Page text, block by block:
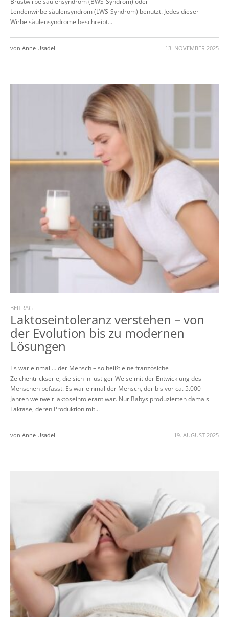
Lendenwirbelsäulensyndrom (LWS-Syndrom) benutzt. Jedes dieser
Wirbelsäulensyndrome beschreibt...
13. NOVEMBER 2025
von Anne Usadel
BEITRAG
Laktoseintoleranz verstehen – von
der Evolution bis zu modernen
Lösungen
Es war einmal … der Mensch – so heißt eine französiche
Zeichentrickserie, die sich in lustiger Weise mit der Entwicklung des
Menschen befasst. Es war einmal der Mensch, der bis vor ca. 5.000
Jahren weltweit laktoseintolerant war. Nur Babys produzierten damals
Laktase, deren Produktion mit...
19. AUGUST 2025
von Anne Usadel